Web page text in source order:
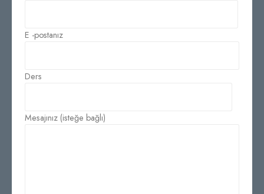
E -postanız
Ders
Mesajınız (isteğe bağlı)